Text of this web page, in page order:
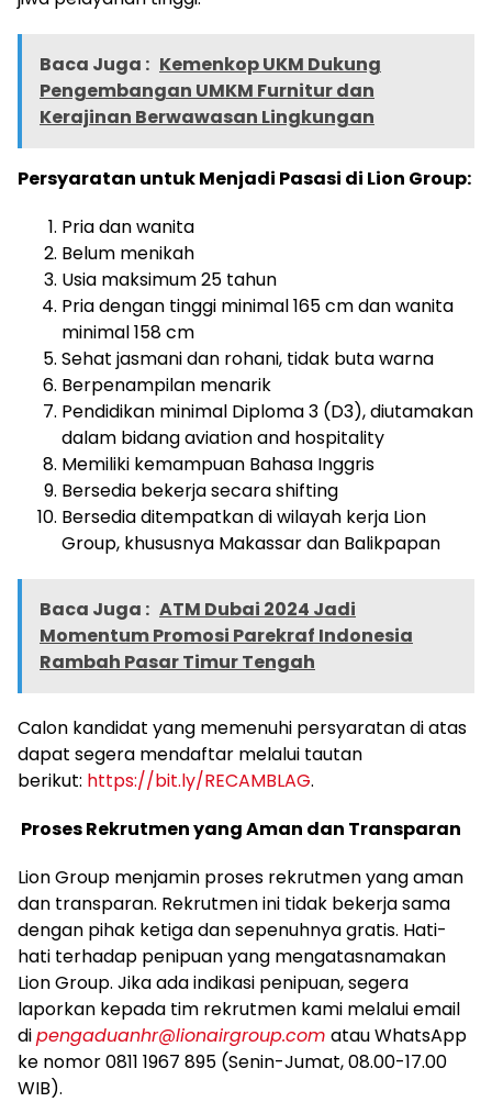
Baca Juga : Kemenkop UKM Dukung
Pengembangan UMKM Furnitur dan
Kerajinan Berwawasan Lingkungan
Persyaratan untuk Menjadi Pasasi di Lion Group:
Pria dan wanita
Belum menikah
Usia maksimum 25 tahun
Pria dengan tinggi minimal 165 cm dan wanita
minimal 158 cm
Sehat jasmani dan rohani, tidak buta warna
Berpenampilan menarik
Pendidikan minimal Diploma 3 (D3), diutamakan
dalam bidang aviation and hospitality
Memiliki kemampuan Bahasa Inggris
Bersedia bekerja secara shifting
Bersedia ditempatkan di wilayah kerja Lion
Group, khususnya Makassar dan Balikpapan
Baca Juga : ATM Dubai 2024 Jadi
Momentum Promosi Parekraf Indonesia
Rambah Pasar Timur Tengah
Calon kandidat yang memenuhi persyaratan di atas
dapat segera mendaftar melalui tautan
berikut: https://bit.ly/RECAMBLAG.
Proses Rekrutmen yang Aman dan Transparan
Lion Group menjamin proses rekrutmen yang aman
dan transparan. Rekrutmen ini tidak bekerja sama
dengan pihak ketiga dan sepenuhnya gratis. Hati-
hati terhadap penipuan yang mengatasnamakan
Lion Group. Jika ada indikasi penipuan, segera
laporkan kepada tim rekrutmen kami melalui email
dipengaduanhr@lionairgroup.com atau WhatsApp
ke nomor 0811 1967 895 (Senin-Jumat, 08.00-17.00
WIB).